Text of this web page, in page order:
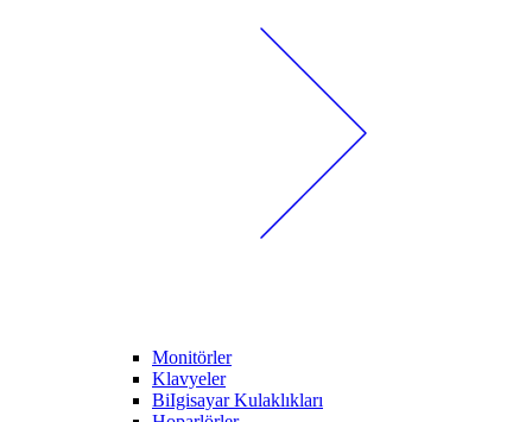
Monitörler
Klavyeler
BiIgisayar Kulaklıkları